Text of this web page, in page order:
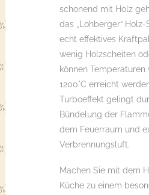
schonend mit Holz
das „Lohberger“
echt effektives
wenig Holzscheiten
können Temperaturen
1200°C erreicht
Turboeffekt gelingt
Bündelung der
dem Feuerraum und
Verbrennungsluft.
Machen Sie mit dem
Küche zu einem